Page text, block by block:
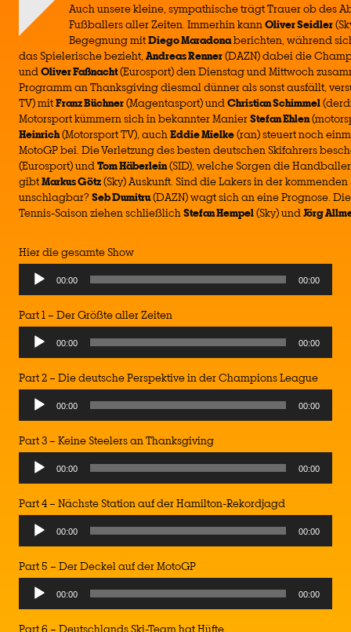
Auch unsere kleine, sympathische trägt Trauer ob des
Fußballers aller Zeiten. Immerhin kannOliver Seidler
Begegnung mitDiego Maradonaberichten, während
das Spielerische bezieht, Andreas Renner(DAZN) dabei die
undOliver Faßnacht(Eurosport) den Dienstag und Mittwoch
Programm an Thanksgiving diesmal dünner als sonst ausfällt,
TV) mitFranz Büchner(Magentasport) undChristian Schimmel
Motorsport kümmern sich in bekannter ManierStefan Ehlen
Heinrich(Motorsport TV), auchEddie Mielke(ran) steuert noch
MotoGP bei. Die Verletzung des besten deutschen Skifahrers
(Eurosport) undTom Häberlein(SID), welche Sorgen die
gibtMarkus Götz(Sky) Auskunft. Sind die Lakers in der
unschlagbar? Seb Dumitru(DAZN) wagt sich an eine Prognose.
Tennis-Saison ziehen schließlichStefan Hempel(Sky) undJörg
Hier die gesamte Show
Audio
Player
00:00 00:00
Part 1 – Der Größte aller Zeiten
Audio
Player
00:00 00:00
Part 2 – Die deutsche Perspektive in der Champions League
Audio
Player
00:00 00:00
Part 3 – Keine Steelers an Thanksgiving
Audio
Player
00:00 00:00
Part 4 – Nächste Station auf der Hamilton-Rekordjagd
Audio
Player
00:00 00:00
Part 5 – Der Deckel auf der MotoGP
Audio
Player
00:00 00:00
Part 6 – Deutschlands Ski-Team hat Hüfte